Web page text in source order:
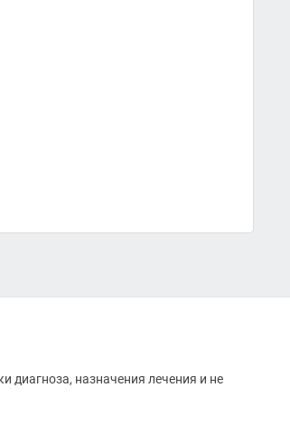
диагноза, назначения лечения и не